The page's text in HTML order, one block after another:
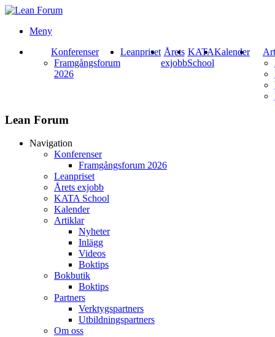
Meny
Konferenser
Framgångsforum
2026
Leanpriset Årets
exjobb
KATA
School
Kalender
Lean Forum
Navigation
Konferenser
Framgångsforum 2026
Leanpriset
Årets exjobb
KATA School
Kalender
Artiklar
Nyheter
Inlägg
Videos
Boktips
Bokbutik
Boktips
Partners
Verktygspartners
Utbildningspartners
Om oss